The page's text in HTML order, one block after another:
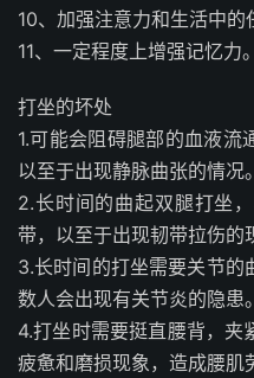
10、加强注意力和生活中的
11、一定程度上增强记忆力。
打坐的坏处
1.可能会阻碍腿部的血液流
以至于出现静脉曲张的情况。
2.长时间的曲起双腿打坐
带，以至于出现韧带拉伤的
3.长时间的打坐需要关节的
数人会出现有关节炎的隐患。
4.打坐时需要挺直腰背，夹
疲惫和磨损现象，造成腰肌